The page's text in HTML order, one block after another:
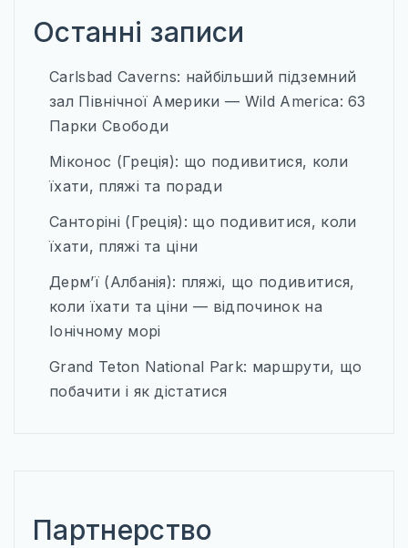
Останні записи
Carlsbad Caverns: найбільший підземний
зал Північної Америки — Wild America: 63
Парки Свободи
Міконос (Греція): що подивитися, коли
їхати, пляжі та поради
Санторіні (Греція): що подивитися, коли
їхати, пляжі та ціни
Дерм’ї (Албанія): пляжі, що подивитися,
коли їхати та ціни — відпочинок на
Іонічному морі
Grand Teton National Park: маршрути, що
побачити і як дістатися
Партнерство